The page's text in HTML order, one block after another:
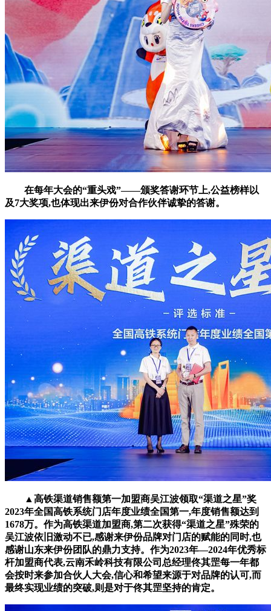
在每年大会的“重头戏”——颁奖答谢环节上,公益榜样以
及7大奖项,也体现出来伊份对合作伙伴诚挚的答谢。
▲高铁渠道销售额第一加盟商吴江波领取“渠道之星”奖
2023年全国高铁系统门店年度业绩全国第一,年度销售额达到
1678万。作为高铁渠道加盟商,第二次获得“渠道之星”殊荣的
吴江波依旧激动不已,感谢来伊份品牌对门店的赋能的同时,也
感谢山东来伊份团队的鼎力支持。作为2023年—2024年优秀标
杆加盟商代表,云南禾岭科技有限公司总经理佟其罡每一年都
会按时来参加合伙人大会,信心和希望来源于对品牌的认可,而
最终实现业绩的突破,则是对于佟其罡坚持的肯定。